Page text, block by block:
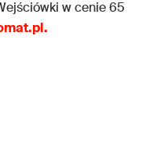
w cenie 65